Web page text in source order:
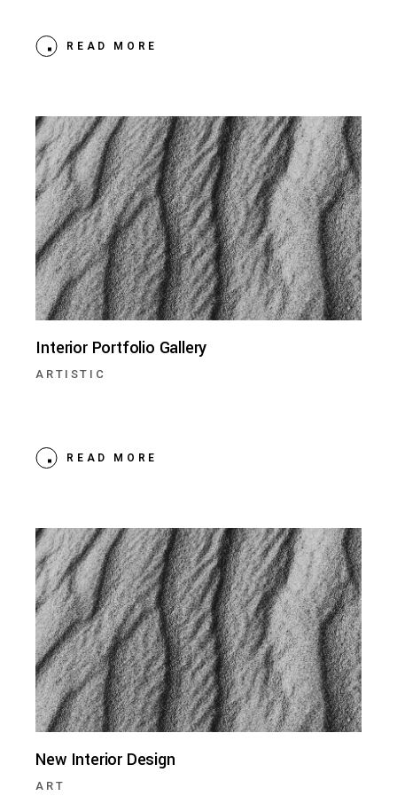
READ MORE
Interior Portfolio Gallery
ARTISTIC
READ MORE
New Interior Design
ART